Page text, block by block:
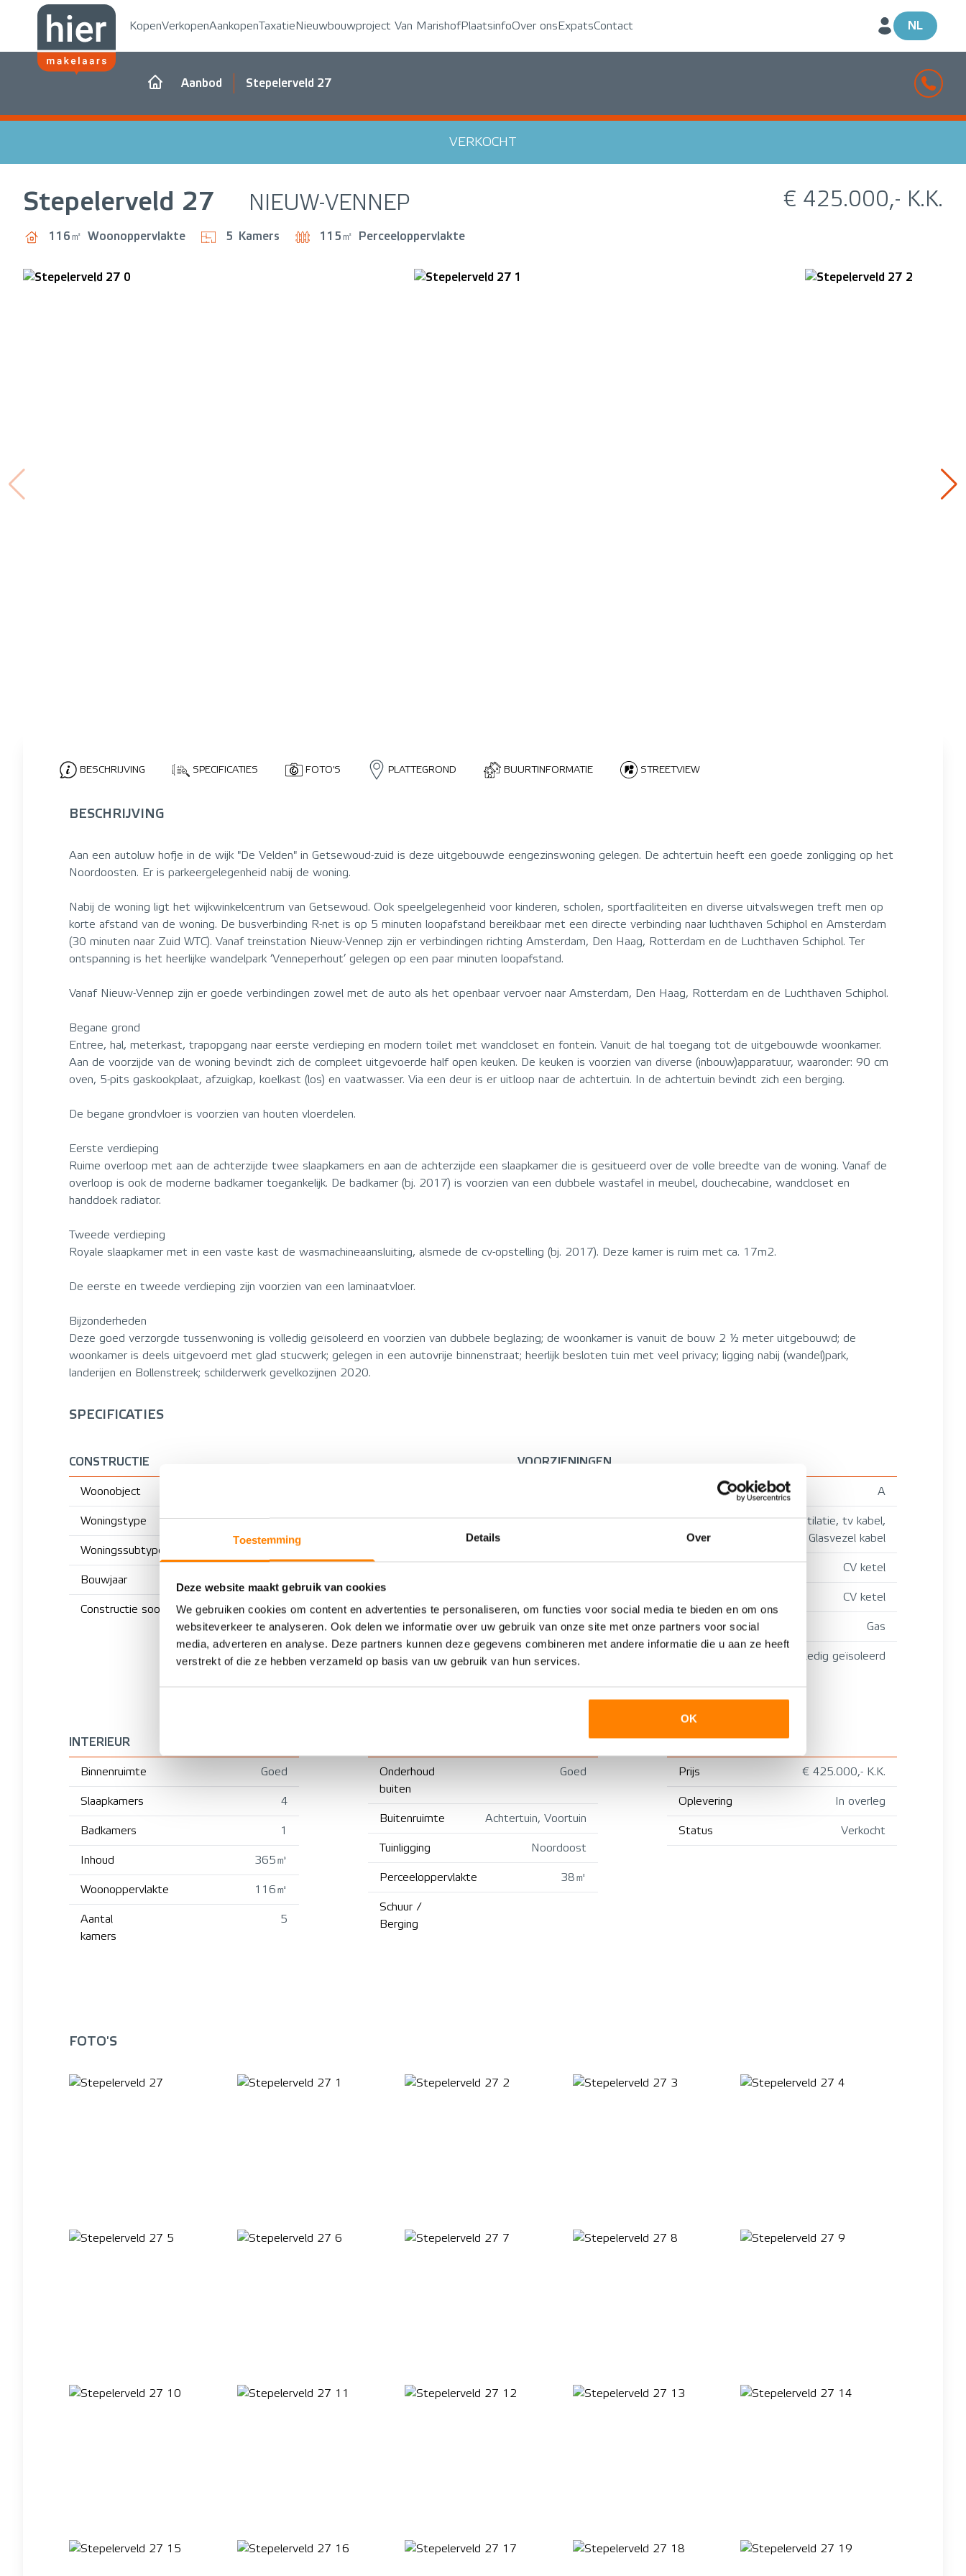
Toestemming Details Over
Deze website maakt gebruik van cookies
We gebruiken cookies om content en advertenties te personaliseren, om functies voor social media te bieden en om ons
websiteverkeer te analyseren. Ook delen we informatie over uw gebruik van onze site met onze partners voor social
media, adverteren en analyse. Deze partners kunnen deze gegevens combineren met andere informatie die u aan ze heeft
verstrekt of die ze hebben verzameld op basis van uw gebruik van hun services.
OK
Kopen VerkopenAankopenTaxatieNieuwbouwproject Van Marishof Plaatsinfo Over onsExpatsContact NL
Aanbod Stepelerveld 27
VERKOCHT
Stepelerveld 27 NIEUW-VENNEP € 425.000,- K.K.
116㎡ Woonoppervlakte 5 Kamers 115㎡ Perceeloppervlakte
BESCHRIJVING SPECIFICATIES FOTO'S PLATTEGROND BUURTINFORMATIE STREETVIEW
BESCHRIJVING
Aan een autoluw hofje in de wijk "De Velden" in Getsewoud-zuid is deze uitgebouwde eengezinswoning gelegen. De achtertuin heeft een goede zonligging op het
Noordoosten. Er is parkeergelegenheid nabij de woning.
Nabij de woning ligt het wijkwinkelcentrum van Getsewoud. Ook speelgelegenheid voor kinderen, scholen, sportfaciliteiten en diverse uitvalswegen treft men op
korte afstand van de woning. De busverbinding R-net is op 5 minuten loopafstand bereikbaar met een directe verbinding naar luchthaven Schiphol en Amsterdam
(30 minuten naar Zuid WTC). Vanaf treinstation Nieuw-Vennep zijn er verbindingen richting Amsterdam, Den Haag, Rotterdam en de Luchthaven Schiphol. Ter
ontspanning is het heerlijke wandelpark ‘Venneperhout’ gelegen op een paar minuten loopafstand.
Vanaf Nieuw-Vennep zijn er goede verbindingen zowel met de auto als het openbaar vervoer naar Amsterdam, Den Haag, Rotterdam en de Luchthaven Schiphol.
Begane grond
Entree, hal, meterkast, trapopgang naar eerste verdieping en modern toilet met wandcloset en fontein. Vanuit de hal toegang tot de uitgebouwde woonkamer.
Aan de voorzijde van de woning bevindt zich de compleet uitgevoerde half open keuken. De keuken is voorzien van diverse (inbouw)apparatuur, waaronder: 90 cm
oven, 5-pits gaskookplaat, afzuigkap, koelkast (los) en vaatwasser. Via een deur is er uitloop naar de achtertuin. In de achtertuin bevindt zich een berging.
De begane grondvloer is voorzien van houten vloerdelen.
Eerste verdieping
Ruime overloop met aan de achterzijde twee slaapkamers en aan de achterzijde een slaapkamer die is gesitueerd over de volle breedte van de woning. Vanaf de
overloop is ook de moderne badkamer toegankelijk. De badkamer (bj. 2017) is voorzien van een dubbele wastafel in meubel, douchecabine, wandcloset en
handdoek radiator.
Tweede verdieping
Royale slaapkamer met in een vaste kast de wasmachineaansluiting, alsmede de cv-opstelling (bj. 2017). Deze kamer is ruim met ca. 17m2.
De eerste en tweede verdieping zijn voorzien van een laminaatvloer.
Bijzonderheden
Deze goed verzorgde tussenwoning is volledig geïsoleerd en voorzien van dubbele beglazing; de woonkamer is vanuit de bouw 2 ½ meter uitgebouwd; de
woonkamer is deels uitgevoerd met glad stucwerk; gelegen in een autovrije binnenstraat; heerlijk besloten tuin met veel privacy; ligging nabij (wandel)park,
landerijen en Bollenstreek; schilderwerk gevelkozijnen 2020.
SPECIFICATIES
CONSTRUCTIE
Woonobject
Woningstype
Woningssubtype
Bouwjaar
Constructie soort Bestaande bouw
VOORZIENINGEN
A
Mechanische ventilatie, tv kabel,
Glasvezel kabel
CV ketel
CV ketel
CV ketel Gas
Isolatie Dubbel glas, Volledig geïsoleerd
INTERIEUR
Binnenruimte Goed
Slaapkamers 4
Badkamers 1
Inhoud 365㎥
Woonoppervlakte 116㎡
Aantal
kamers
5
Onderhoud
buiten
Goed
Buitenruimte Achtertuin, Voortuin
Tuinligging Noordoost
Perceeloppervlakte 38㎡
Schuur /
Berging
KOSTEN
Prijs € 425.000,- K.K.
Oplevering In overleg
Status Verkocht
FOTO'S